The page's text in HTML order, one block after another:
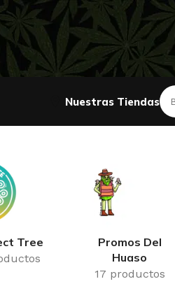
Nuestras Tiendas
Tree
Promos Del
Huaso
17 productos